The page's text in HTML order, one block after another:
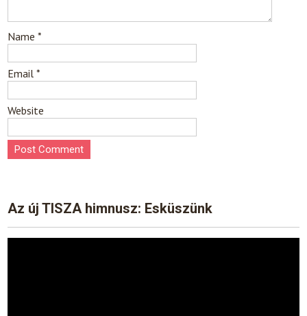
Name*
Email*
Website
Az új TISZA himnusz: Esküszünk